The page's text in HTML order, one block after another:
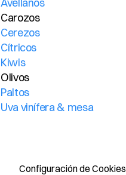
Carozos
Cerezos
Cítricos
Kiwis
Olivos
Paltos
Uva vinífera & mesa
Configuración de Cookies